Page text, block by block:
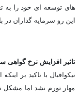
های توسعه ای خود را به
این رو سرمایه گذاران در
تاثیر افزایش نرخ گواهی
مهار تورم نشد اما مشکل